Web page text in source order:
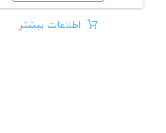
اطلاعات بیشتر